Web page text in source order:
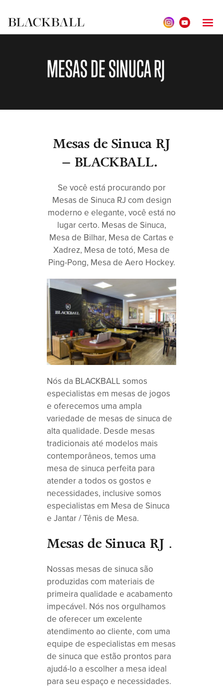
MESAS DE SINUCA RJ
Mesas de Sinuca RJ
– BLACKBALL.
Se você está procurando por
Mesas de Sinuca RJ com design
moderno e elegante, você está no
lugar certo. Mesas de Sinuca,
Mesa de Bilhar, Mesa de Cartas e
Xadrez, Mesa de totó, Mesa de
Ping-Pong, Mesa de Aero Hockey.
Nós da BLACKBALL somos
especialistas em mesas de jogos
e oferecemos uma ampla
variedade de mesas de sinuca de
alta qualidade. Desde mesas
tradicionais até modelos mais
contemporâneos, temos uma
mesa de sinuca perfeita para
atender a todos os gostos e
necessidades, inclusive somos
especialistas em Mesa de Sinuca
e Jantar / Tênis de Mesa.
Mesas de Sinuca RJ .
Nossas mesas de sinuca são
produzidas com materiais de
primeira qualidade e acabamento
impecável. Nós nos orgulhamos
de oferecer um excelente
atendimento ao cliente, com uma
equipe de especialistas em mesas
de sinuca que estão prontos para
ajudá-lo a escolher a mesa ideal
para seu espaço e necessidades.